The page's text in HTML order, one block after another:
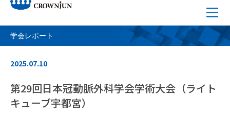
学会レポート
2025.07.10
第29回日本冠動脈外科学会学術大会（ライト
キューブ宇都宮）